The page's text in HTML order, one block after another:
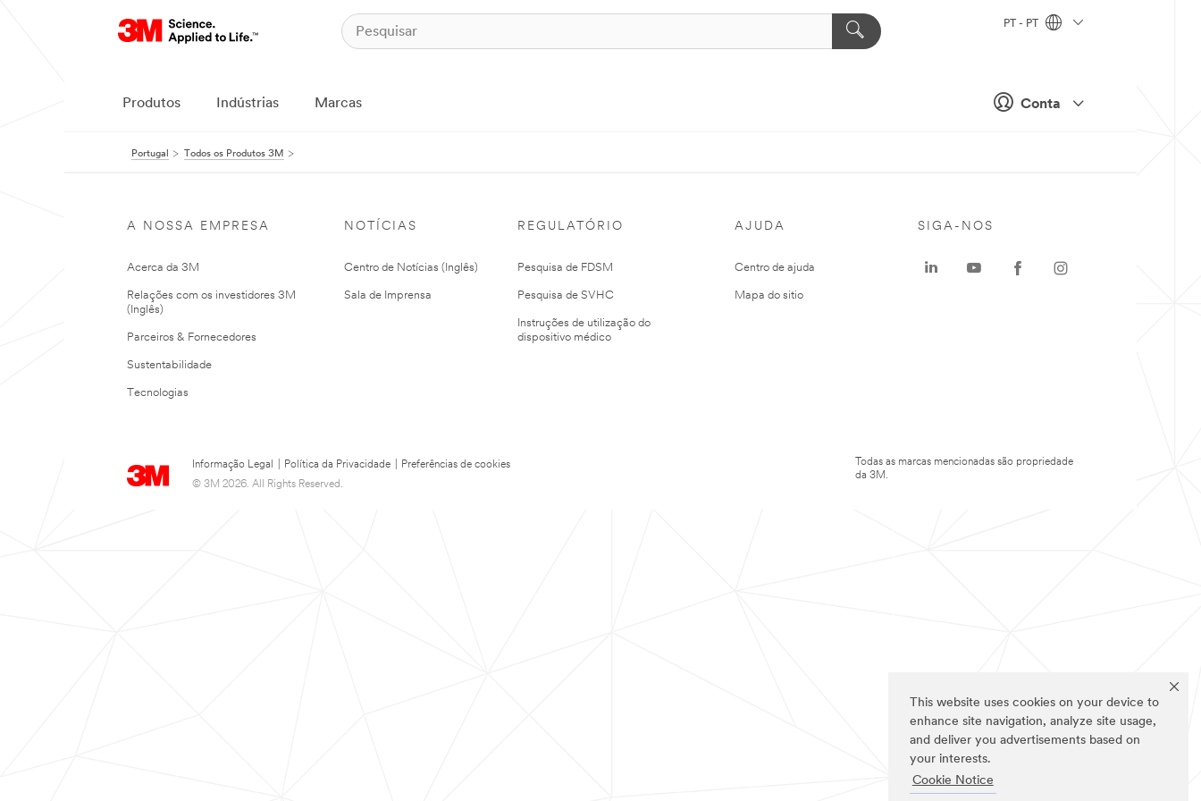
This website uses cookies on your device to
enhance site navigation, analyze site usage,
and deliver you advertisements based on
your interests.
Cookie Notice
Conta
PT - PT
Produtos Indústrias Marcas
Portugal Todos os Produtos 3M
A NOSSA EMPRESA
Acerca da 3M
Relações com os investidores 3M
(Inglês)
Parceiros & Fornecedores
Sustentabilidade
Tecnologias
NOTÍCIAS
Centro de Notícias (Inglês)
Sala de Imprensa
REGULATÓRIO
Pesquisa de FDSM
Pesquisa de SVHC
Instruções de utilização do
dispositivo médico
AJUDA
Centro de ajuda
Mapa do sitio
Informação Legal Política da Privacidade
Preferências de cookies
© 3M 2026. All Rights Reserved.
SIGA-NOS
Todas as marcas mencionadas são propriedade
da 3M.